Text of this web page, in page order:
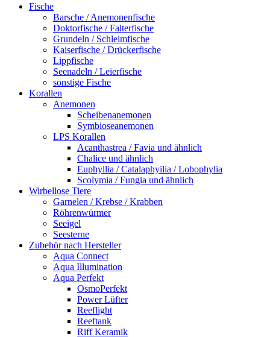
Fische
Barsche / Anemonenfische
Doktorfische / Falterfische
Grundeln / Schleimfische
Kaiserfische / Drückerfische
Lippfische
Seenadeln / Leierfische
sonstige Fische
Korallen
Anemonen
Scheibenanemonen
Symbioseanemonen
LPS Korallen
Acanthastrea / Favia und ähnlich
Chalice und ähnlich
Euphyllia / Catalaphyilia / Lobophylia
Scolymia / Fungia und ähnlich
Wirbellose Tiere
Garnelen / Krebse / Krabben
Röhrenwürmer
Seeigel
Seesterne
Zubehör nach Hersteller
Aqua Connect
Aqua Illumination
Aqua Perfekt
OsmoPerfekt
Power Lüfter
Reeflight
Reeftank
Riff Keramik